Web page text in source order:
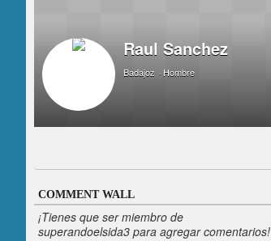
Raul Sanchez
Badajoz Hombre
COMMENT WALL
¡Tienes que ser miembro de
superandoelsida3 para agregar comentarios!